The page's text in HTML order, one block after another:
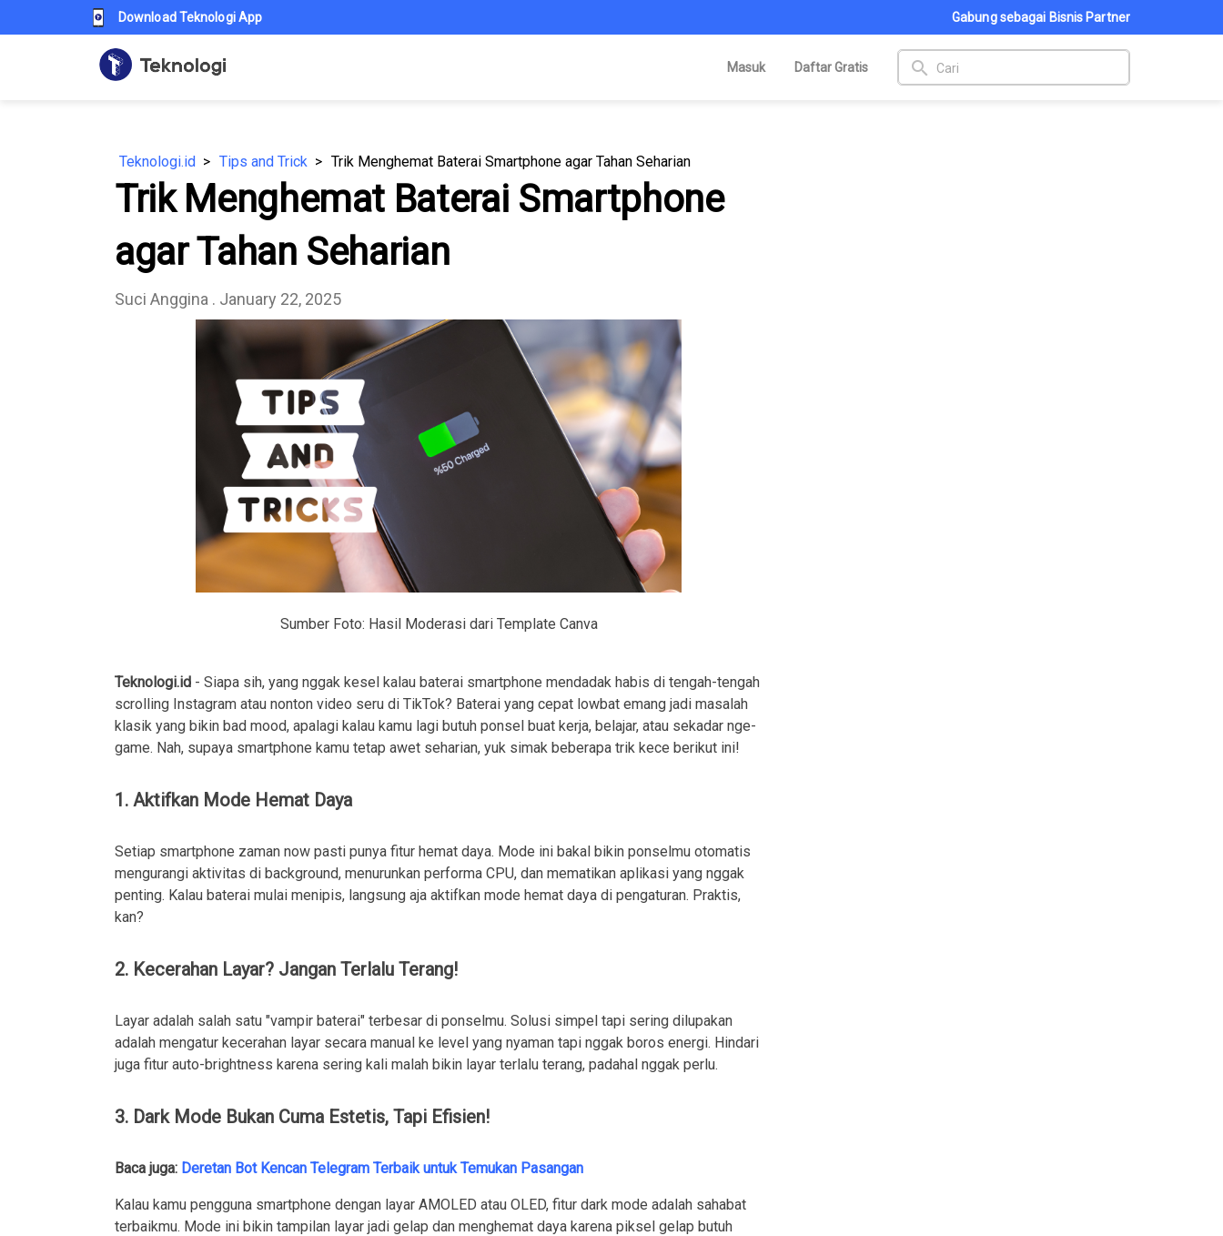
Download Teknologi App Gabung sebagai Bisnis Partner
Masuk Daftar Gratis search
Teknologi.id Tips and Trick Trik Menghemat Baterai Smartphone agar Tahan Seharian
Trik Menghemat Baterai Smartphone
agar Tahan Seharian
Suci Anggina . January 22, 2025
Sumber Foto: Hasil Moderasi dari Template Canva
Teknologi.id - Siapa sih, yang nggak kesel kalau baterai smartphone mendadak habis di tengah-tengah
scrolling Instagram atau nonton video seru di TikTok? Baterai yang cepat lowbat emang jadi masalah
klasik yang bikin bad mood, apalagi kalau kamu lagi butuh ponsel buat kerja, belajar, atau sekadar nge-
game. Nah, supaya smartphone kamu tetap awet seharian, yuk simak beberapa trik kece berikut ini!
1. Aktifkan Mode Hemat Daya
Setiap smartphone zaman now pasti punya fitur hemat daya. Mode ini bakal bikin ponselmu otomatis
mengurangi aktivitas di background, menurunkan performa CPU, dan mematikan aplikasi yang nggak
penting. Kalau baterai mulai menipis, langsung aja aktifkan mode hemat daya di pengaturan. Praktis,
kan?
2. Kecerahan Layar? Jangan Terlalu Terang!
Layar adalah salah satu "vampir baterai" terbesar di ponselmu. Solusi simpel tapi sering dilupakan
adalah mengatur kecerahan layar secara manual ke level yang nyaman tapi nggak boros energi. Hindari
juga fitur auto-brightness karena sering kali malah bikin layar terlalu terang, padahal nggak perlu.
3. Dark Mode Bukan Cuma Estetis, Tapi Efisien!
Baca juga: Deretan Bot Kencan Telegram Terbaik untuk Temukan Pasangan
Kalau kamu pengguna smartphone dengan layar AMOLED atau OLED, fitur dark mode adalah sahabat
terbaikmu. Mode ini bikin tampilan layar jadi gelap dan menghemat daya karena piksel gelap butuh